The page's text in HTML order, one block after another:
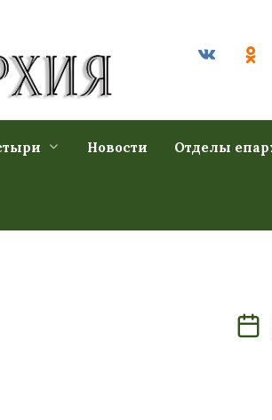
Новости Отделы